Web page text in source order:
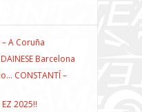
A Coruña
Barcelona
CONSTANTÍ –
2025!!